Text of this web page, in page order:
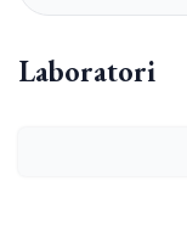
Laboratori